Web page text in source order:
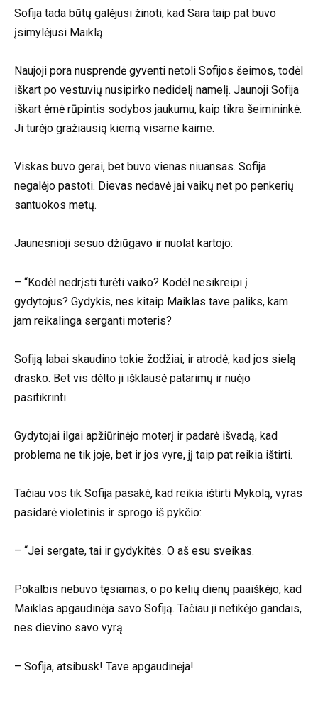
Sofija tada būtų galėjusi žinoti, kad Sara taip pat buvo
įsimylėjusi Maiklą.
Naujoji pora nusprendė gyventi netoli Sofijos šeimos, todėl
iškart po vestuvių nusipirko nedidelį namelį. Jaunoji Sofija
iškart ėmė rūpintis sodybos jaukumu, kaip tikra šeimininkė.
Ji turėjo gražiausią kiemą visame kaime.
Viskas buvo gerai, bet buvo vienas niuansas. Sofija
negalėjo pastoti. Dievas nedavė jai vaikų net po penkerių
santuokos metų.
Jaunesnioji sesuo džiūgavo ir nuolat kartojo:
– “Kodėl nedrįsti turėti vaiko? Kodėl nesikreipi į
gydytojus? Gydykis, nes kitaip Maiklas tave paliks, kam
jam reikalinga serganti moteris?
Sofiją labai skaudino tokie žodžiai, ir atrodė, kad jos sielą
drasko. Bet vis dėlto ji išklausė patarimų ir nuėjo
pasitikrinti.
Gydytojai ilgai apžiūrinėjo moterį ir padarė išvadą, kad
problema ne tik joje, bet ir jos vyre, jį taip pat reikia ištirti.
Tačiau vos tik Sofija pasakė, kad reikia ištirti Mykolą, vyras
pasidarė violetinis ir sprogo iš pykčio:
– “Jei sergate, tai ir gydykitės. O aš esu sveikas.
Pokalbis nebuvo tęsiamas, o po kelių dienų paaiškėjo, kad
Maiklas apgaudinėja savo Sofiją. Tačiau ji netikėjo gandais,
nes dievino savo vyrą.
– Sofija, atsibusk! Tave apgaudinėja!